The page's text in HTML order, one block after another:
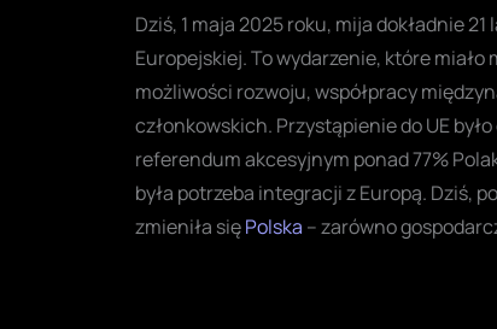
Dziś, 1 maja 2025 roku, mija dokładnie
Europejskiej. To wydarzenie, które
możliwości rozwoju, współpracy
członkowskich. Przystąpienie do UE
referendum akcesyjnym ponad 77%
była potrzeba integracji z Europą. Dziś,
zmieniła sięPolska – zarówno